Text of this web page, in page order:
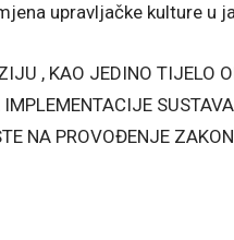
upravljačke kulture u
, KAO JEDINO TIJELO
NA PROVOĐENJE